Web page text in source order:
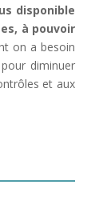
disponible
à pouvoir
on a besoin
diminuer
et aux